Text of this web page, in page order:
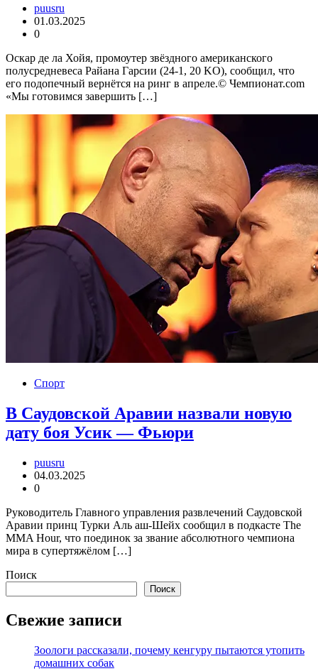
puusru
01.03.2025
0
Оскар де ла Хойя, промоутер звёздного американского
полусредневеса Райана Гарсии (24-1, 20 KO), сообщил, что
его подопечный вернётся на ринг в апреле.© Чемпионат.com
«Мы готовимся завершить […]
Спорт
В Саудовской Аравии назвали новую
дату боя Усик — Фьюри
puusru
04.03.2025
0
Руководитель Главного управления развлечений Саудовской
Аравии принц Турки Аль аш-Шейх сообщил в подкасте The
MMA Hour, что поединок за звание абсолютного чемпиона
мира в супертяжёлом […]
Поиск
Поиск
Свежие записи
Зоологи рассказали, почему кенгуру пытаются утопить
домашних собак